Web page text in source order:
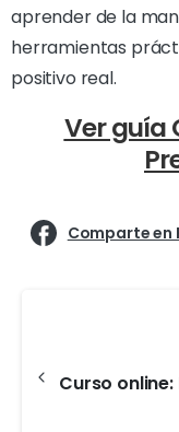
aprender de la
herramientas
positivo real.
Ver guía
Comparte en